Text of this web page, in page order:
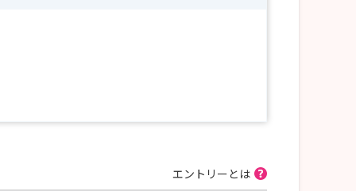
エントリーとは